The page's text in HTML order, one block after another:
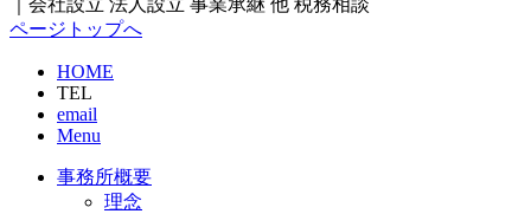
｜会社設立 法人設立 事業承継 他 税務相談
ページトップへ
HOME
TEL
email
Menu
事務所概要
理念